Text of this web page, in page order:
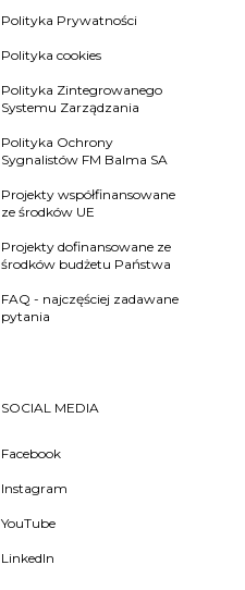
Polityka Prywatności
Polityka cookies
Polityka Zintegrowanego
Systemu Zarządzania
Polityka Ochrony
Sygnalistów FM Balma SA
Projekty współfinansowane
ze środków UE
Projekty dofinansowane ze
środków budżetu Państwa
FAQ - najczęściej zadawane
pytania
SOCIAL MEDIA
Facebook
Instagram
YouTube
LinkedIn